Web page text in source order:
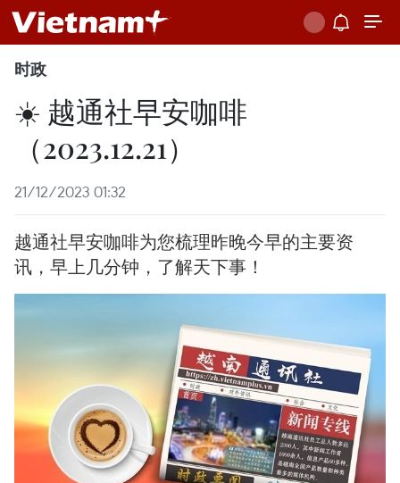
时政
☀️ 越通社早安咖啡
（2023.12.21）
21/12/2023 01:32
越通社早安咖啡为您梳理昨晚今早的主要资
讯，早上几分钟，了解天下事！